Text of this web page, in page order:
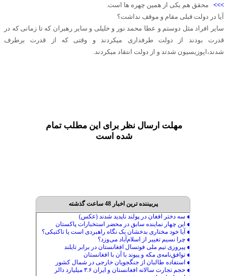
>>> محقق هم یکی از همین چهره ها است.
آیا در دولت قبلی مقام و موقف نداشت؟
سایر افراد مثل دوستم و عطا محمد نور و خلیلی و سایر رهبران که تا زمانی که در
قدرت بودند از دولت طرفداری میکردند و وقتی که از قدرت برطرف
شدند،اپوزیسیون شدتد و از دولت انتقاد میکردند.
مهلت ارسال نظر برای این مطلب تمام
شده است
پربیننده ترین اخبار 48 ساعت گذشته